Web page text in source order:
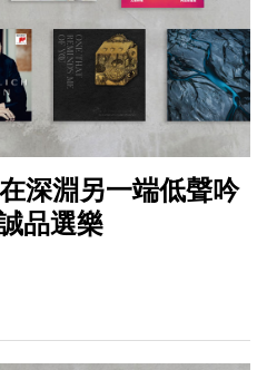
深淵另一端低聲吟
品選樂